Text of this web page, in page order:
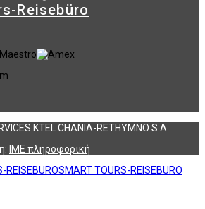
Reisebüro
KTEL CHANIA-RETHYMNO S.A
ΙΜΕ πληροφορική
SMART TOURS-REISEBURO